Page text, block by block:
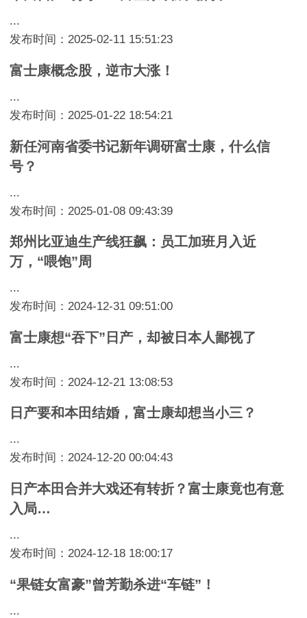
...
发布时间：2025-02-11 15:51:23
富士康概念股，逆市大涨！
...
发布时间：2025-01-22 18:54:21
新任河南省委书记新年调研富士康，什么信
号？
...
发布时间：2025-01-08 09:43:39
郑州比亚迪生产线狂飙：员工加班月入近
万，“喂饱”周
...
发布时间：2024-12-31 09:51:00
富士康想“吞下”日产，却被日本人鄙视了
...
发布时间：2024-12-21 13:08:53
日产要和本田结婚，富士康却想当小三？
...
发布时间：2024-12-20 00:04:43
日产本田合并大戏还有转折？富士康竟也有意
入局…
...
发布时间：2024-12-18 18:00:17
“果链女富豪”曾芳勤杀进“车链”！
...